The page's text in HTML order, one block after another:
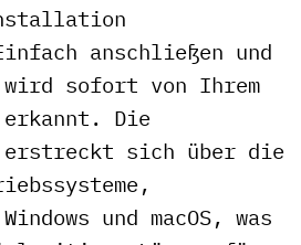
anschließen und
sofort von Ihrem
erkannt. Die
sich über die
und macOS, was